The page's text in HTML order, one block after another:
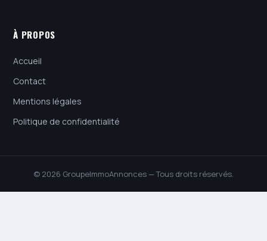
À PROPOS
Accueil
Contact
Mentions légales
Politique de confidentialité
© 2026 GroupeImmoAnnonces — Tous droits réservés.